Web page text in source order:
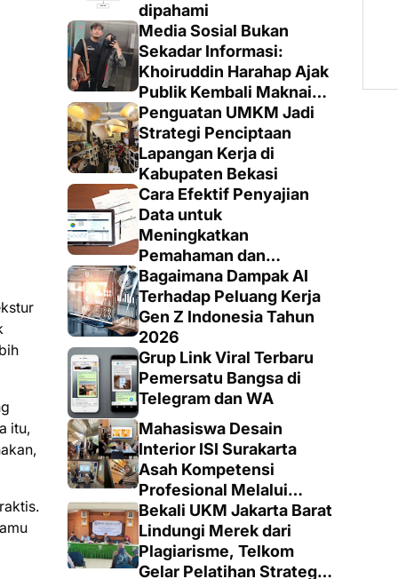
itu,
dipahami
Media Sosial Bukan
Sekadar Informasi:
Khoiruddin Harahap Ajak
Publik Kembali Maknai
Ruang Digital dengan
Totalitas dan Loyalitas
Penguatan UMKM Jadi
Strategi Penciptaan
Lapangan Kerja di
Kabupaten Bekasi
Cara Efektif Penyajian
Data untuk
Meningkatkan
Pemahaman dan
Keputusan yang Tepat
Bagaimana Dampak AI
Terhadap Peluang Kerja
Gen Z Indonesia Tahun
2026
Grup Link Viral Terbaru
Pemersatu Bangsa di
Telegram dan WA
Mahasiswa Desain
Interior ISI Surakarta
Asah Kompetensi
Profesional Melalui
Proyek Nyata di PT.
EDRA Arsitek Indonesia
Bekali UKM Jakarta Barat
Lindungi Merek dari
Plagiarisme, Telkom
Gelar Pelatihan Strategi